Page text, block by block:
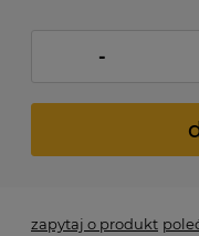
-
zapytaj o produkt